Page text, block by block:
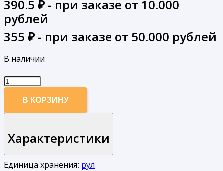
390.5 ₽ - при заказе от 10.000
рублей
355 ₽ - при заказе от 50.000 рублей
В наличии
Количество
стрейч
поддонов
В КОРЗИНУ
Характеристики
Единица хранения: рул